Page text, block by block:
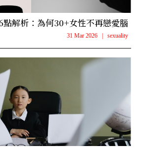
解析：為何30+女性不再戀愛腦
31 Mar 2026 sexuality